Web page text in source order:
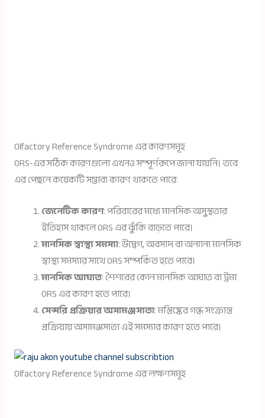
Olfactory Reference Syndrome এর কারণসমূহ
ORS-এর সঠিক কারণগুলো এখনও সম্পূর্ণরূপে জানা যায়নি। তবে
এর পেছনে কয়েকটি সম্ভাব্য কারণ থাকতে পারে:
জেনেটিক কারণ: পরিবারের মধ্যে মানসিক অসুস্থতার
ইতিহাস থাকলে ORS এর ঝুঁকি বাড়তে পারে।
মানসিক স্বাস্থ্য সমস্যা: উদ্বেগ, অবসাদ বা অন্যান্য মানসিক
স্বাস্থ্য সমস্যার সাথে ORS সম্পর্কিত হতে পারে।
মানসিক আঘাত: শৈশবের কোন মানসিক আঘাত বা ট্রমা
ORS এর কারণ হতে পারে।
সেন্সরি প্রক্রিয়ার অসামঞ্জস্যতা: মস্তিষ্কের গন্ধ সংক্রান্ত
প্রক্রিয়ায় অসামঞ্জস্যতা এই সমস্যার কারণ হতে পারে।
Olfactory Reference Syndrome এর লক্ষণসমূহ